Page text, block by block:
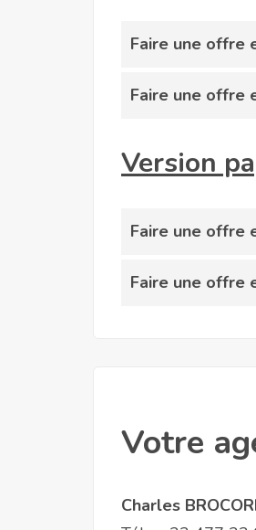
Faire une offre
Faire une offre
Version
Faire une offre
Faire une offre
Votre
Charles